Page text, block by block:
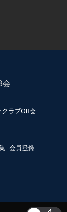
ラブOB会
会員登録